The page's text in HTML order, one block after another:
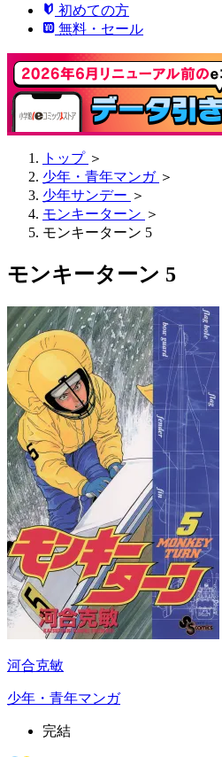
初めての方
無料・セール
トップ ＞
少年・青年マンガ ＞
少年サンデー ＞
モンキーターン ＞
モンキーターン 5
モンキーターン 5
河合克敏
少年・青年マンガ
完結